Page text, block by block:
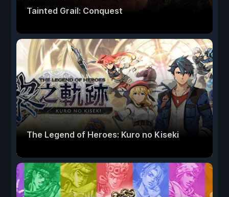
Tainted Grail: Conquest
The Legend of Heroes: Kuro no Kiseki